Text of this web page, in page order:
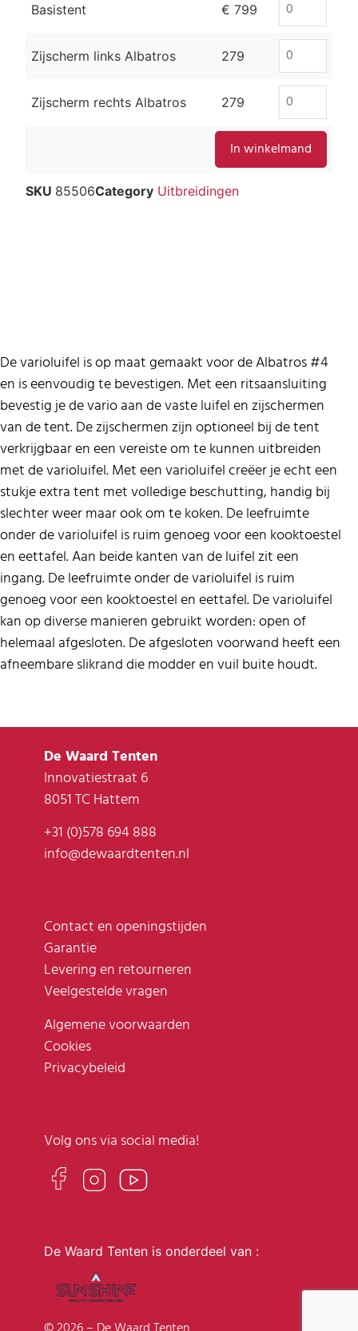
Basistent € 799
Zijscherm links Albatros 279
Zijscherm rechts Albatros 279
SKU 85506Category Uitbreidingen
De varioluifel is op maat gemaakt voor de Albatros #4
en is eenvoudig te bevestigen. Met een ritsaansluiting
bevestig je de vario aan de vaste luifel en zijschermen
van de tent. De zijschermen zijn optioneel bij de tent
verkrijgbaar en een vereiste om te kunnen uitbreiden
met de varioluifel. Met een varioluifel creëer je echt een
stukje extra tent met volledige beschutting, handig bij
slechter weer maar ook om te koken. De leefruimte
onder de varioluifel is ruim genoeg voor een kooktoestel
en eettafel. Aan beide kanten van de luifel zit een
ingang. De leefruimte onder de varioluifel is ruim
genoeg voor een kooktoestel en eettafel. De varioluifel
kan op diverse manieren gebruikt worden: open of
helemaal afgesloten. De afgesloten voorwand heeft een
afneembare slikrand die modder en vuil buite houdt.
De Waard Tenten
Innovatiestraat 6
8051 TC Hattem
+31 (0)578 694 888
info@dewaardtenten.nl
Contact en openingstijden
Garantie
Levering en retourneren
Veelgestelde vragen
Algemene voorwaarden
Cookies
Privacybeleid
Volg ons via social media!
De Waard Tenten is onderdeel van :